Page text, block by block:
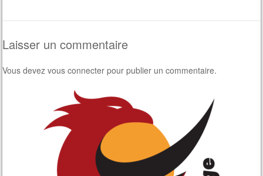
Laisser un commentaire
Vous devezvous connecter pour publier un commentaire.